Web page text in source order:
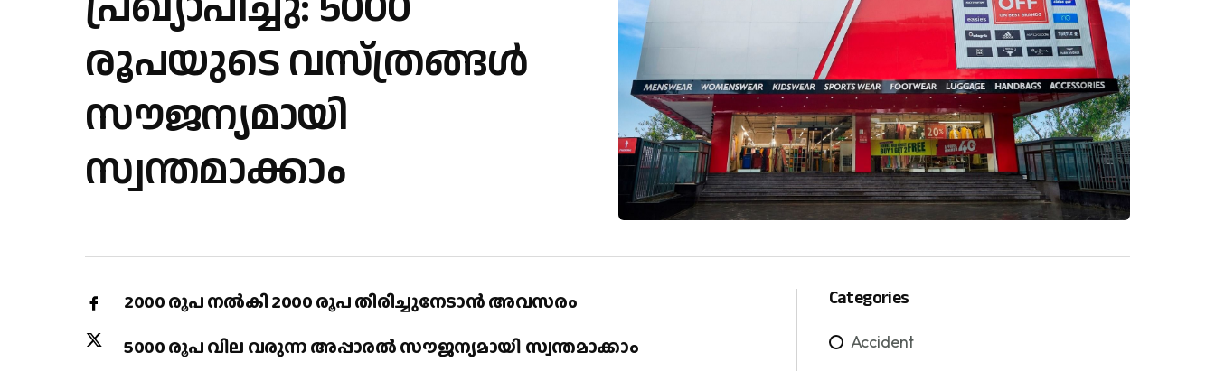
രൂപയുടെ വസ്ത്രങ്ങള്‍
സൗജന്യമായി
സ്വന്തമാക്കാം
2000 രൂപ നല്‍കി 2000 രൂപ തിരിച്ചുനേടാന്‍ അവസരം
5000 രൂപ വില വരുന്ന അപ്പാരല്‍ സൗജന്യമായി സ്വന്തമാക്കാം
Categories
Accident